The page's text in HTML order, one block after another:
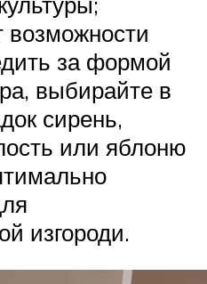
возможности
за формой
выбирайте в
сирень,
или яблоню
изгороди.